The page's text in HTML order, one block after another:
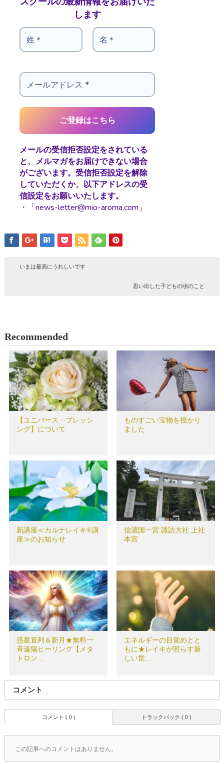
します
メールの受信拒否設定をされている
と、メルマガをお届けできない場合
がございます。受信拒否設定を解除
していただくか、以下アドレスの受
信設定をお願いいたします。
・「news-letter@mio-aroma.com」
いまは最高にうれしいです
思い出した子どもの頃のこと
Recommended
【ユニバース・ブレッシ
ング】について
ものすごい宝物を授かり
ました
新講座≪カルナレイキ®講
座≫のお知らせ
信濃国一宮 諏訪大社 上社
本宮
惑星直列＆新月★無料一
斉遠隔ヒーリング【メタ
トロン…
エネルギーの目覚めとと
もに★レイキが照らす新
しい世…
コメント
トラックバック ( 0 )
コメント ( 0 )
この記事へのコメントはありません。